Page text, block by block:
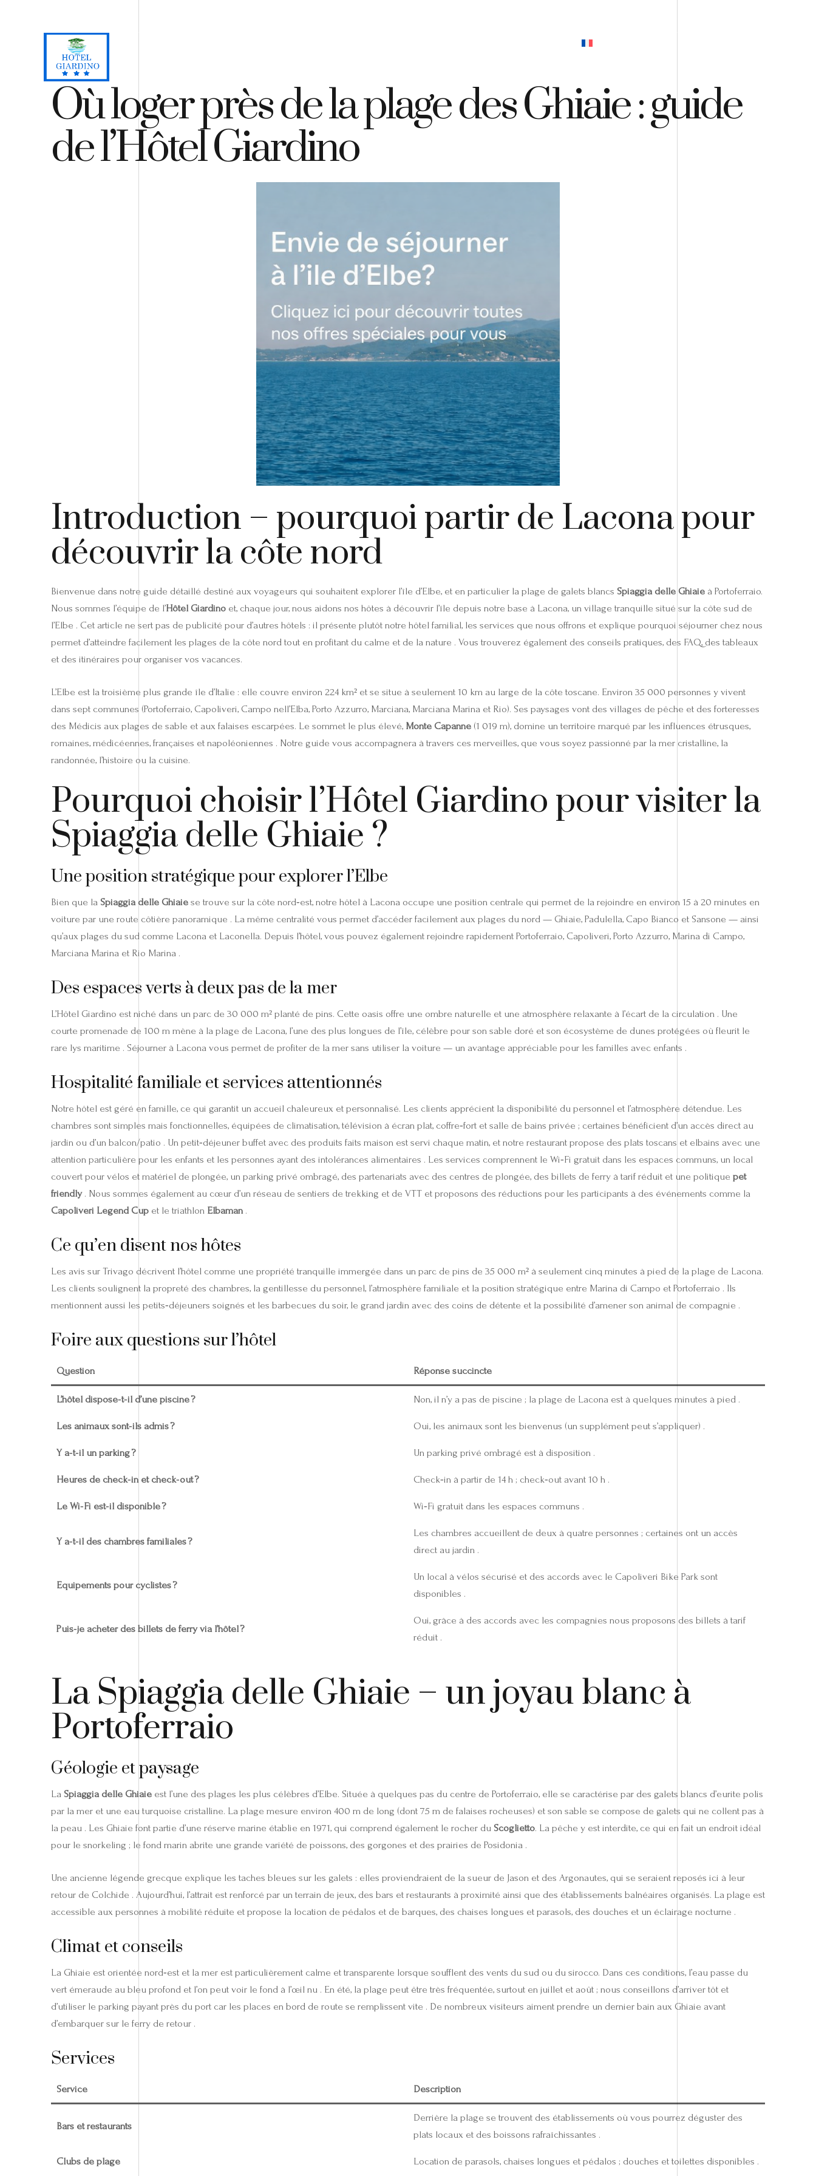
Où loger près de la plage des Ghiaie : guide
de l’Hôtel Giardino
Introduction – pourquoi partir de Lacona pour
découvrir la côte nord
Bienvenue dans notre guide détaillé destiné aux voyageurs qui souhaitent explorer l’île d’Elbe, et en particulier la plage de galets blancs Spiaggia delle Ghiaie à Portoferraio.
Nous sommes l’équipe de l’Hôtel Giardino et, chaque jour, nous aidons nos hôtes à découvrir l’île depuis notre base à Lacona, un village tranquille situé sur la côte sud de
l’Elbe . Cet article ne sert pas de publicité pour d’autres hôtels : il présente plutôt notre hôtel familial, les services que nous offrons et explique pourquoi séjourner chez nous
permet d’atteindre facilement les plages de la côte nord tout en profitant du calme et de la nature . Vous trouverez également des conseils pratiques, des FAQ, des tableaux
et des itinéraires pour organiser vos vacances.
L’Elbe est la troisième plus grande île d’Italie : elle couvre environ 224 km² et se situe à seulement 10 km au large de la côte toscane. Environ 35 000 personnes y vivent
dans sept communes (Portoferraio, Capoliveri, Campo nell’Elba, Porto Azzurro, Marciana, Marciana Marina et Rio). Ses paysages vont des villages de pêche et des forteresses
des Médicis aux plages de sable et aux falaises escarpées. Le sommet le plus élevé, Monte Capanne (1 019 m), domine un territoire marqué par les influences étrusques,
romaines, médicéennes, françaises et napoléoniennes . Notre guide vous accompagnera à travers ces merveilles, que vous soyez passionné par la mer cristalline, la
randonnée, l’histoire ou la cuisine.
Pourquoi choisir l’Hôtel Giardino pour visiter la
Spiaggia delle Ghiaie ?
Une position stratégique pour explorer l’Elbe
Bien que la Spiaggia delle Ghiaie se trouve sur la côte nord‑est, notre hôtel à Lacona occupe une position centrale qui permet de la rejoindre en environ 15 à 20 minutes en
voiture par une route côtière panoramique . La même centralité vous permet d’accéder facilement aux plages du nord — Ghiaie, Padulella, Capo Bianco et Sansone — ainsi
qu’aux plages du sud comme Lacona et Laconella. Depuis l’hôtel, vous pouvez également rejoindre rapidement Portoferraio, Capoliveri, Porto Azzurro, Marina di Campo,
Marciana Marina et Rio Marina .
Des espaces verts à deux pas de la mer
L’Hôtel Giardino est niché dans un parc de 30 000 m² planté de pins. Cette oasis offre une ombre naturelle et une atmosphère relaxante à l’écart de la circulation . Une
courte promenade de 100 m mène à la plage de Lacona, l’une des plus longues de l’île, célèbre pour son sable doré et son écosystème de dunes protégées où fleurit le
rare lys maritime . Séjourner à Lacona vous permet de profiter de la mer sans utiliser la voiture — un avantage appréciable pour les familles avec enfants .
Hospitalité familiale et services attentionnés
Notre hôtel est géré en famille, ce qui garantit un accueil chaleureux et personnalisé. Les clients apprécient la disponibilité du personnel et l’atmosphère détendue. Les
chambres sont simples mais fonctionnelles, équipées de climatisation, télévision à écran plat, coffre‑fort et salle de bains privée ; certaines bénéficient d’un accès direct au
jardin ou d’un balcon/patio . Un petit‑déjeuner buffet avec des produits faits maison est servi chaque matin, et notre restaurant propose des plats toscans et elbains avec une
attention particulière pour les enfants et les personnes ayant des intolérances alimentaires . Les services comprennent le Wi‑Fi gratuit dans les espaces communs, un local
couvert pour vélos et matériel de plongée, un parking privé ombragé, des partenariats avec des centres de plongée, des billets de ferry à tarif réduit et une politique pet
friendly. Nous sommes également au cœur d’un réseau de sentiers de trekking et de VTT et proposons des réductions pour les participants à des événements comme la
Capoliveri Legend Cup et le triathlon Elbaman.
Ce qu’en disent nos hôtes
Les avis sur Trivago décrivent l’hôtel comme une propriété tranquille immergée dans un parc de pins de 35 000 m² à seulement cinq minutes à pied de la plage de Lacona.
Les clients soulignent la propreté des chambres, la gentillesse du personnel, l’atmosphère familiale et la position stratégique entre Marina di Campo et Portoferraio . Ils
mentionnent aussi les petits‑déjeuners soignés et les barbecues du soir, le grand jardin avec des coins de détente et la possibilité d’amener son animal de compagnie .
Foire aux questions sur l’hôtel
Question Réponse succincte
L’hôtel dispose‑t‑il d’une piscine ? Non, il n’y a pas de piscine ; la plage de Lacona est à quelques minutes à pied .
Les animaux sont‑ils admis ? Oui, les animaux sont les bienvenus (un supplément peut s’appliquer) .
Y a‑t‑il un parking ? Un parking privé ombragé est à disposition .
Heures de check‑in et check‑out ? Check‑in à partir de 14 h ; check‑out avant 10 h .
Le Wi‑Fi est‑il disponible ? Wi‑Fi gratuit dans les espaces communs .
Y a‑t‑il des chambres familiales ?
Les chambres accueillent de deux à quatre personnes ; certaines ont un accès
direct au jardin .
Equipements pour cyclistes ?
Un local à vélos sécurisé et des accords avec le Capoliveri Bike Park sont
disponibles .
Puis‑je acheter des billets de ferry via l’hôtel ?
Oui, grâce à des accords avec les compagnies nous proposons des billets à tarif
réduit .
La Spiaggia delle Ghiaie – un joyau blanc à
Portoferraio
Géologie et paysage
La Spiaggia delle Ghiaie est l’une des plages les plus célèbres d’Elbe. Située à quelques pas du centre de Portoferraio, elle se caractérise par des galets blancs d’eurite polis
par la mer et une eau turquoise cristalline. La plage mesure environ 400 m de long (dont 75 m de falaises rocheuses) et son sable se compose de galets qui ne collent pas à
la peau . Les Ghiaie font partie d’une réserve marine établie en 1971, qui comprend également le rocher du Scoglietto. La pêche y est interdite, ce qui en fait un endroit idéal
pour le snorkeling ; le fond marin abrite une grande variété de poissons, des gorgones et des prairies de Posidonia .
Une ancienne légende grecque explique les taches bleues sur les galets : elles proviendraient de la sueur de Jason et des Argonautes, qui se seraient reposés ici à leur
retour de Colchide . Aujourd’hui, l’attrait est renforcé par un terrain de jeux, des bars et restaurants à proximité ainsi que des établissements balnéaires organisés. La plage est
accessible aux personnes à mobilité réduite et propose la location de pédalos et de barques, des chaises longues et parasols, des douches et un éclairage nocturne .
Climat et conseils
La Ghiaie est orientée nord‑est et la mer est particulièrement calme et transparente lorsque soufflent des vents du sud ou du sirocco. Dans ces conditions, l’eau passe du
vert émeraude au bleu profond et l’on peut voir le fond à l’œil nu . En été, la plage peut être très fréquentée, surtout en juillet et août ; nous conseillons d’arriver tôt et
d’utiliser le parking payant près du port car les places en bord de route se remplissent vite . De nombreux visiteurs aiment prendre un dernier bain aux Ghiaie avant
d’embarquer sur le ferry de retour .
Services
Service Description
Bars et restaurants
Derrière la plage se trouvent des établissements où vous pourrez déguster des
plats locaux et des boissons rafraîchissantes .
Clubs de plage Location de parasols, chaises longues et pédalos ; douches et toilettes disponibles .